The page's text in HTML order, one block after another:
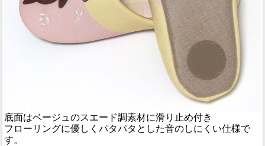
底面はベージュのスエード調素材に滑り止め付き
フローリングに優しくパタパタとした音のしにくい仕様で
す。